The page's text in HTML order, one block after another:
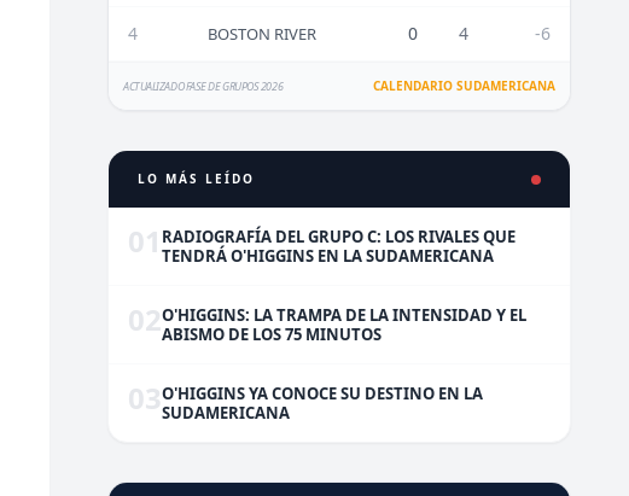
4 BOSTON RIVER 0 4 -6
ACTUALIZADO FASE DE GRUPOS 2026 CALENDARIO SUDAMERICANA
LO MÁS LEÍDO
01 RADIOGRAFÍA DEL GRUPO C: LOS RIVALES QUE
TENDRÁ O'HIGGINS EN LA SUDAMERICANA
02O'HIGGINS: LA TRAMPA DE LA INTENSIDAD Y EL
ABISMO DE LOS 75 MINUTOS
03O'HIGGINS YA CONOCE SU DESTINO EN LA
SUDAMERICANA